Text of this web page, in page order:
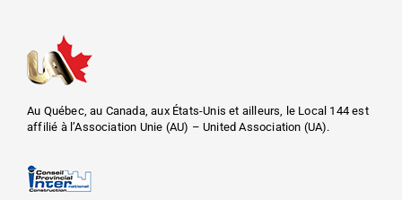
Au Québec, au Canada, aux États-Unis et ailleurs, le Local 144 est
affilié à l’Association Unie (AU) – United Association (UA).